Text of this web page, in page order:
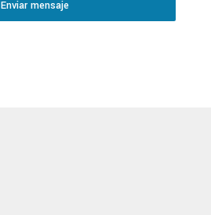
Enviar mensaje